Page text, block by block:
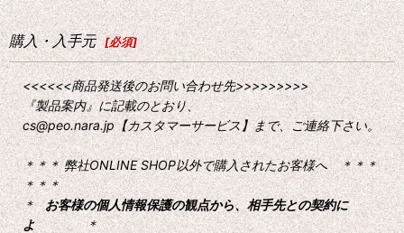
購入・入手元 [必須]
<<<<<<商品発送後のお問い合わせ先>>>>>>>>>
『製品案内』に記載のとおり、
cs@peo.nara.jp【カスタマーサービス】まで、ご連絡下さい。
＊＊＊ 弊社ONLINE SHOP以外で購入されたお客様へ ＊＊＊
＊＊＊
＊お客様の個人情報保護の観点から、相手先との契約に
よ＊